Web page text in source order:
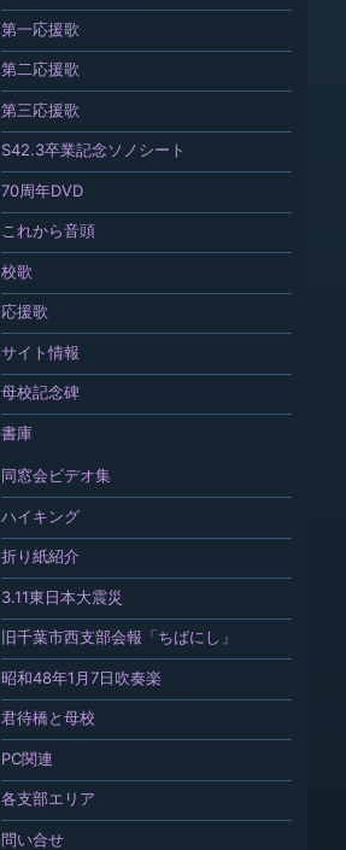
第一応援歌
第二応援歌
第三応援歌
S42.3卒業記念ソノシート
70周年DVD
これから音頭
校歌
応援歌
サイト情報
母校記念碑
書庫
同窓会ビデオ集
ハイキング
折り紙紹介
3.11東日本大震災
旧千葉市西支部会報「ちばにし」
昭和48年1月7日吹奏楽
君待橋と母校
PC関連
各支部エリア
問い合せ